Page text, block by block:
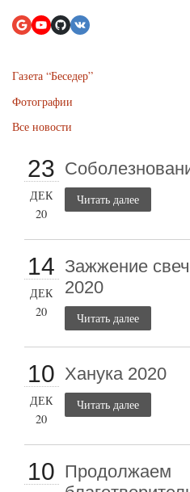
Газета “Беседер”
Фотографии
Все новости
23
ДЕК
20
Читать далее
14
ДЕК
20
Зажжение
2020
Читать далее
10
ДЕК
20
Ханука 2020
Читать далее
10 Продолжаем